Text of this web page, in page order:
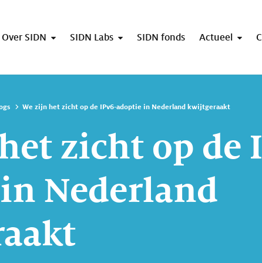
Over SIDN SIDN Labs SIDN fonds Actueel
We zijn het zicht op de IPv6-adoptie in Nederland kwijtgeraakt
zicht op de
Nederland